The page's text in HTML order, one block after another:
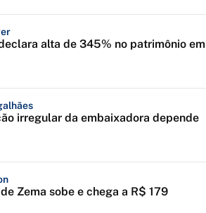
alta de 345% no patrimônio em
irregular da embaixadora depende
Zema sobe e chega a R$ 179